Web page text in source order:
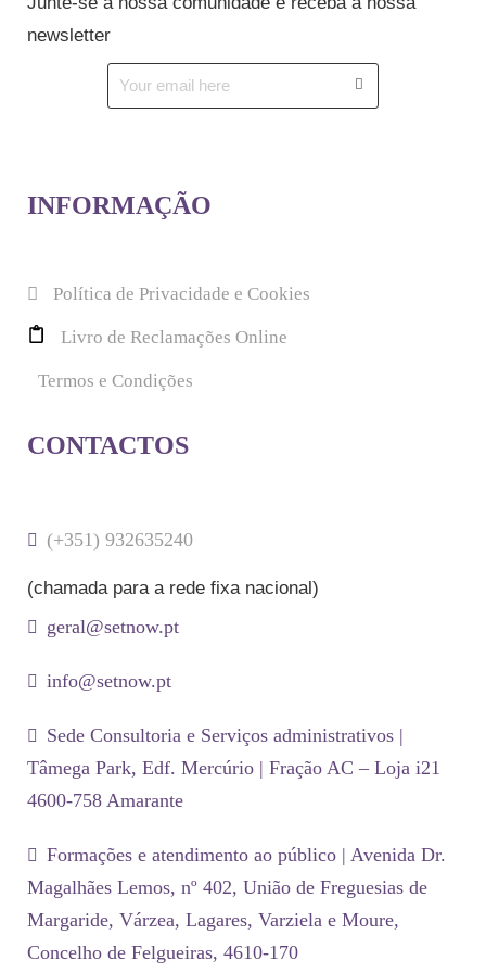
newsletter
INFORMAÇÃO
Política de Privacidade e Cookies
Livro de Reclamações Online
Termos e Condições
CONTACTOS
(+351) 932635240
(chamada para a rede fixa nacional)
geral@setnow.pt
info@setnow.pt
Sede Consultoria e Serviços administrativos |
Tâmega Park, Edf. Mercúrio | Fração AC – Loja i21
4600-758 Amarante
Formações e atendimento ao público | Avenida Dr.
Magalhães Lemos, nº 402, União de Freguesias de
Margaride, Várzea, Lagares, Varziela e Moure,
Concelho de Felgueiras, 4610-170